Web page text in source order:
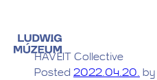
HAVEIT Collective
Posted 2022.04.20. by